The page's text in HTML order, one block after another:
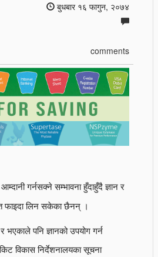
बुधबार १६ फागुन, २०७४
comments
गर्नसक्ने सम्भावना हुँदाहुँदै ज्ञान र
फाइदा लिन सकेका छैनन् ।
भएकाले पनि ज्ञानको उपयोग गर्न
विकास निर्देशनालयका सूचना